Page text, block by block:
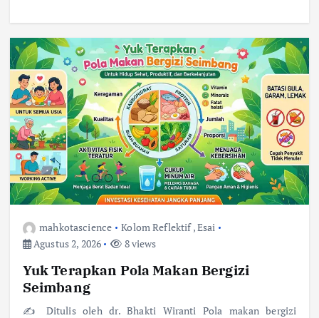
mahkotascience Kolom Reflektif,Esai
Agustus 2, 2026
8 views
Yuk Terapkan Pola Makan Bergizi
Seimbang
✍️ Ditulis oleh dr. Bhakti Wiranti Pola makan bergizi